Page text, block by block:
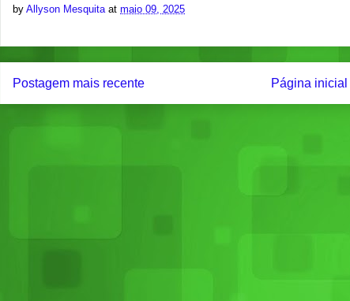
by Allyson Mesquita at maio 09, 2025
Postagem mais recente Página inicial